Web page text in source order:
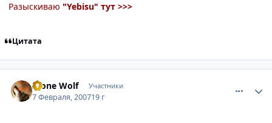
Разыскиваю "Yebisu" тут >>>
Цитата
Alone Wolf Участники
7 Февраля, 200719 г